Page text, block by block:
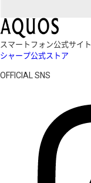
スマートフォン公式サイト
シャープ公式ストア
OFFICIAL SNS